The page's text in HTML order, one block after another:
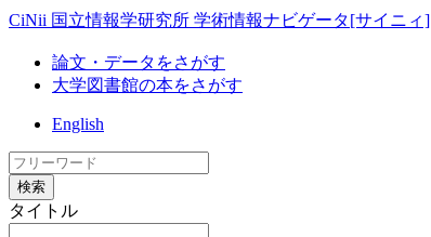
CiNii 国立情報学研究所 学術情報ナビゲータ[サイニィ]
論文・データをさがす
大学図書館の本をさがす
English
検索
タイトル